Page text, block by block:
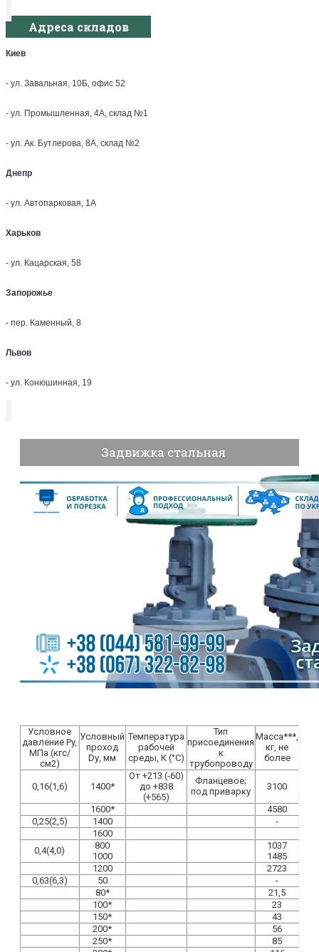
Адреса складов
Киев
- ул. Завальная, 10Б, офис 52
- ул. Промышленная, 4А, склад №1
- ул. Ак. Бутлерова, 8А, склад №2
Днепр
- ул. Автопарковая, 1А
Харьков
- ул. Кацарская, 58
Запорожье
- пер. Каменный, 8
Львов
- ул. Конюшинная, 19
Задвижка стальная
Условное
давление Рy,
МПа (кгс/
см2)
Условный
проход
Dу, мм
Температура
рабочей
среды, К (°С)
Тип
присоединения
к
трубопроводу
Масса***,
кг, не
более
0,16(1,6) 1400*
От +213 (-60)
до +838
(+565)
Фланцевое;
под приварку
3100
1600*
4580
0,25(2,5)
1400
-
1600
0,4(4,0)
800
1000
1037
1485
1200
2723
0,63(6,3)
50
-
80*
21,5
100*
23
150*
43
200*
56
250*
85